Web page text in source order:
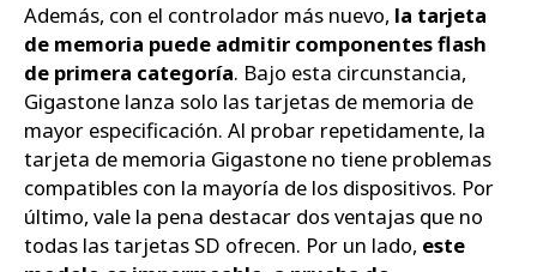
Además, con el controlador más nuevo, la tarjeta
de memoria puede admitir componentes flash
de primera categoría. Bajo esta circunstancia,
Gigastone lanza solo las tarjetas de memoria de
mayor especificación. Al probar repetidamente, la
tarjeta de memoria Gigastone no tiene problemas
compatibles con la mayoría de los dispositivos. Por
último, vale la pena destacar dos ventajas que no
todas las tarjetas SD ofrecen. Por un lado, este